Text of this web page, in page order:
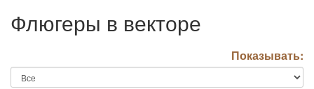
Флюгеры в векторе
Показывать: